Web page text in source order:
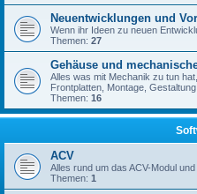
Neuentwicklungen und
Wenn ihr Ideen zu neuen
Themen: 27
Gehäuse und
Alles was mit Mechanik zu tun
Frontplatten, Montage, Gestaltung,
Themen: 16
ACV
Alles rund um das ACV-Modul
Themen: 1